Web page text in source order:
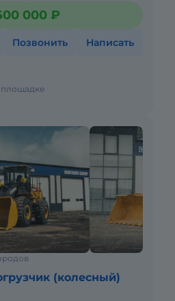
нa
000 ₽
Позвонить Написать
площадке
(колесный)